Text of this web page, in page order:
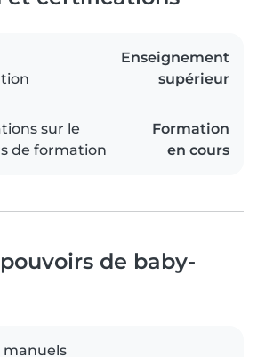
Enseignement
supérieur
sur le
de formation
Formation
en cours
de baby-
manuels